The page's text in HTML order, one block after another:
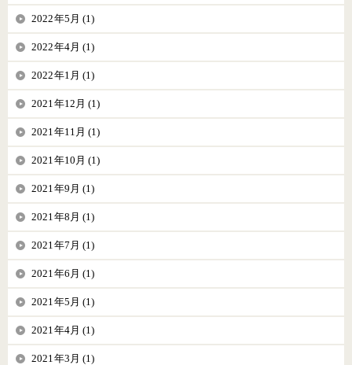
2022年5月 (1)
2022年4月 (1)
2022年1月 (1)
2021年12月 (1)
2021年11月 (1)
2021年10月 (1)
2021年9月 (1)
2021年8月 (1)
2021年7月 (1)
2021年6月 (1)
2021年5月 (1)
2021年4月 (1)
2021年3月 (1)